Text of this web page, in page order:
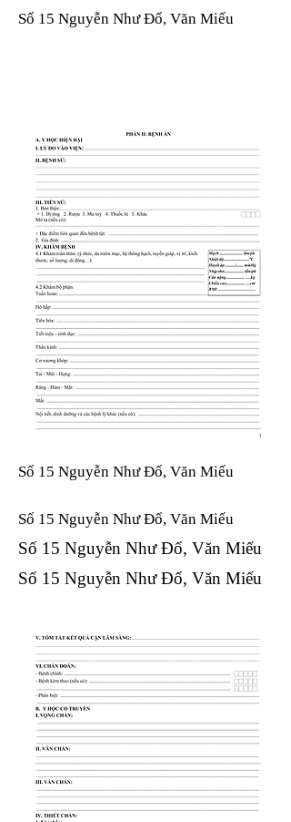
Số 15 Nguyễn Như Đổ, Văn Miếu
Số 15 Nguyễn Như Đổ, Văn Miếu
Số 15 Nguyễn Như Đổ, Văn Miếu​​​​
Số 15 Nguyễn Như Đổ, Văn Miếu​​​​
Số 15 Nguyễn Như Đổ, Văn Miếu​​​​